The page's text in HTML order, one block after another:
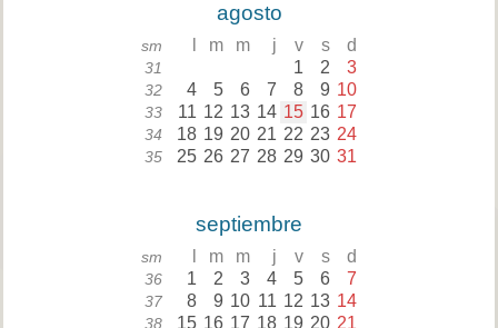
agosto
sm m m j v s d
31 1 2 3
32 4 5 6 7 8 9 10
33 11 12 13 14 15 16 17
34 18 19 20 21 22 23 24
35 25 26 27 28 29 30 31
septiembre
sm m m j v s d
36 1 2 3 4 5 6 7
37 8 9 10 11 12 13 14
38 15 16 17 18 19 20 21